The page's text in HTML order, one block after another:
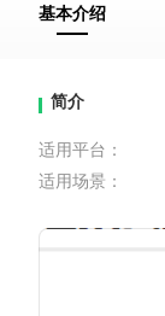
基本介绍
简介
适用平台：
适用场景：